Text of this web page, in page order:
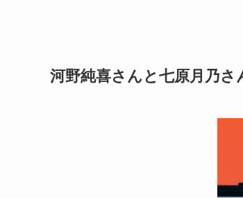
河野純喜さんと七原月乃